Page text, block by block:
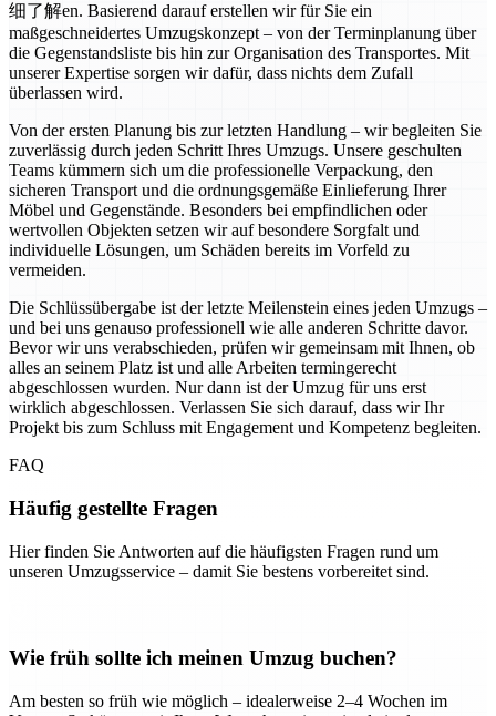
细了解en. Basierend darauf erstellen wir für Sie ein
maßgeschneidertes Umzugskonzept – von der Terminplanung über
die Gegenstandsliste bis hin zur Organisation des Transportes. Mit
unserer Expertise sorgen wir dafür, dass nichts dem Zufall
überlassen wird.
Von der ersten Planung bis zur letzten Handlung – wir begleiten Sie
zuverlässig durch jeden Schritt Ihres Umzugs. Unsere geschulten
Teams kümmern sich um die professionelle Verpackung, den
sicheren Transport und die ordnungsgemäße Einlieferung Ihrer
Möbel und Gegenstände. Besonders bei empfindlichen oder
wertvollen Objekten setzen wir auf besondere Sorgfalt und
individuelle Lösungen, um Schäden bereits im Vorfeld zu
vermeiden.
Die Schlüssübergabe ist der letzte Meilenstein eines jeden Umzugs –
und bei uns genauso professionell wie alle anderen Schritte davor.
Bevor wir uns verabschieden, prüfen wir gemeinsam mit Ihnen, ob
alles an seinem Platz ist und alle Arbeiten termingerecht
abgeschlossen wurden. Nur dann ist der Umzug für uns erst
wirklich abgeschlossen. Verlassen Sie sich darauf, dass wir Ihr
Projekt bis zum Schluss mit Engagement und Kompetenz begleiten.
FAQ
Häufig gestellte Fragen
Hier finden Sie Antworten auf die häufigsten Fragen rund um
unseren Umzugsservice – damit Sie bestens vorbereitet sind.
Wie früh sollte ich meinen Umzug buchen?
Am besten so früh wie möglich – idealerweise 2–4 Wochen im